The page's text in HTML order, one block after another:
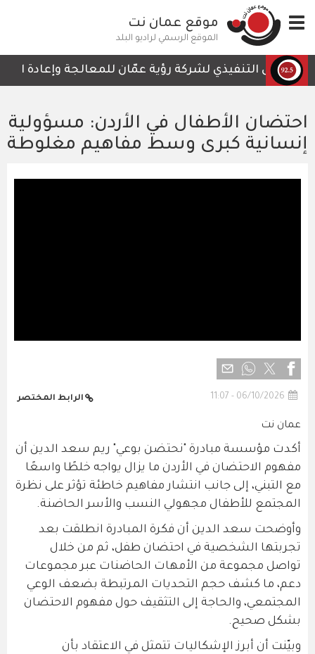
إلى
المحتوى
الرئيسي
Toggle
navigation
موقع عمان نت
الموقع الرسمي لراديو البلد
الرئيس التنفيذي لشركة رؤية عمّان للمعالجة وإعادة
احتضان الأطفال في الأردن: مسؤولية
إنسانية كبرى وسط مفاهيم مغلوطة
06/10/2026 - 11:07 الرابط المختصر
عمان نت
أكدت مؤسسة مبادرة "نحتضن بوعي" ريم سعد الدين أن
مفهوم الاحتضان في الأردن ما يزال يواجه خلطًا واسعًا
مع التبني، إلى جانب انتشار مفاهيم خاطئة تؤثر على نظرة
المجتمع للأطفال مجهولي النسب والأسر الحاضنة.
وأوضحت سعد الدين أن فكرة المبادرة انطلقت بعد
تجربتها الشخصية في احتضان طفل، ثم من خلال
تواصل مجموعة من الأمهات الحاضنات عبر مجموعات
دعم، ما كشف حجم التحديات المرتبطة بضعف الوعي
المجتمعي، والحاجة إلى التثقيف حول مفهوم الاحتضان
بشكل صحيح.
وبيّنت أن أبرز الإشكاليات تتمثل في الاعتقاد بأن